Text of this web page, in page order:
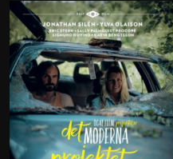
Maja Kekonius